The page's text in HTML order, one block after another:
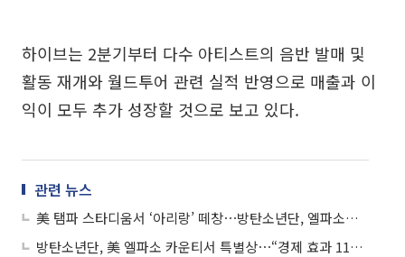
하이브는 2분기부터 다수 아티스트의 음반 발매 및
활동 재개와 월드투어 관련 실적 반영으로 매출과 이
익이 모두 추가 성장할 것으로 보고 있다.
관련 뉴스
美 탬파 스타디움서 ‘아리랑’ 떼창⋯방탄소년단, 엘파소로 열기 잇는다
방탄소년단, 美 엘파소 카운티서 특별상⋯“경제 효과 1105억원 기대”